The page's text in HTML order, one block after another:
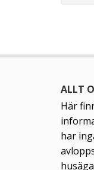
ALLT
Här
har